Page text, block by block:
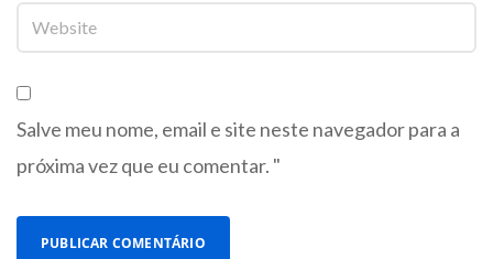
Salve meu nome, email e site neste navegador para a
próxima vez que eu comentar. "